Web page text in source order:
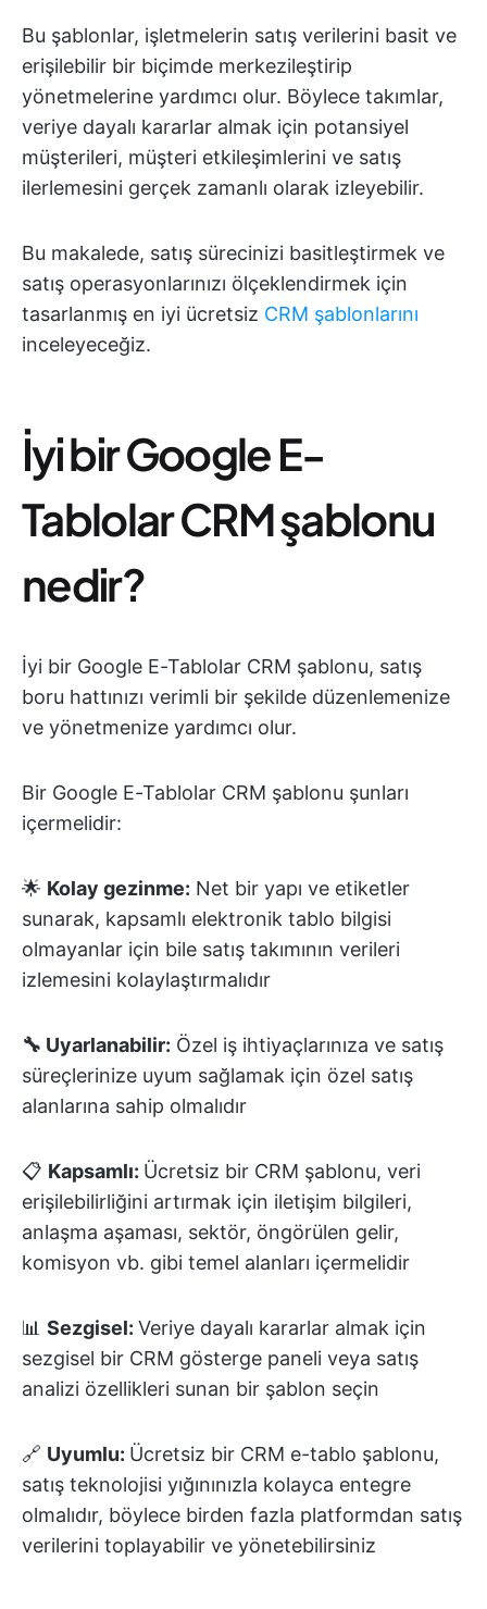
Bu şablonlar, işletmelerin satış verilerini basit ve
erişilebilir bir biçimde merkezileştirip
yönetmelerine yardımcı olur. Böylece takımlar,
veriye dayalı kararlar almak için potansiyel
müşterileri, müşteri etkileşimlerini ve satış
ilerlemesini gerçek zamanlı olarak izleyebilir.
Bu makalede, satış sürecinizi basitleştirmek ve
satış operasyonlarınızı ölçeklendirmek için
tasarlanmış en iyi ücretsiz CRM şablonlarını
inceleyeceğiz.
İyi bir Google E-
Tablolar CRM şablonu
nedir?
İyi bir Google E-Tablolar CRM şablonu, satış
boru hattınızı verimli bir şekilde düzenlemenize
ve yönetmenize yardımcı olur.
Bir Google E-Tablolar CRM şablonu şunları
içermelidir:
🌟 Kolay gezinme: Net bir yapı ve etiketler
sunarak, kapsamlı elektronik tablo bilgisi
olmayanlar için bile satış takımının verileri
izlemesini kolaylaştırmalıdır
🔧 Uyarlanabilir: Özel iş ihtiyaçlarınıza ve satış
süreçlerinize uyum sağlamak için özel satış
alanlarına sahip olmalıdır
📋 Kapsamlı: Ücretsiz bir CRM şablonu, veri
erişilebilirliğini artırmak için iletişim bilgileri,
anlaşma aşaması, sektör, öngörülen gelir,
komisyon vb. gibi temel alanları içermelidir
📊 Sezgisel: Veriye dayalı kararlar almak için
sezgisel bir CRM gösterge paneli veya satış
analizi özellikleri sunan bir şablon seçin
🔗 Uyumlu: Ücretsiz bir CRM e-tablo şablonu,
satış teknolojisi yığınınızla kolayca entegre
olmalıdır, böylece birden fazla platformdan satış
verilerini toplayabilir ve yönetebilirsiniz